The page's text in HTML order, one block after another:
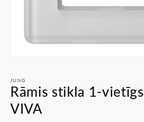
modālā
režīmā
JUNG
Rāmis stikla 1-
VIVA